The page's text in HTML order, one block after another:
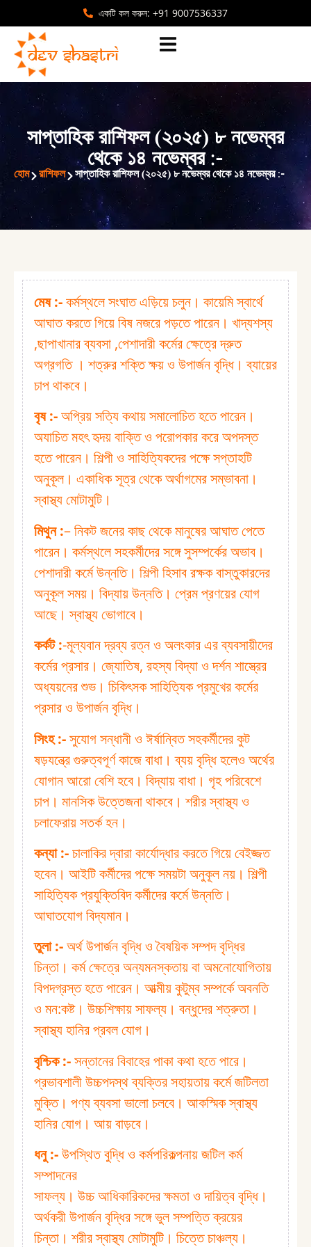
একটি কল করুন: +91 9007536337
সাপ্তাহিক রাশিফল (২০২৫) ৮ নভেম্বর
থেকে ১৪ নভেম্বর :⁠-
হোম রাশিফল সাপ্তাহিক রাশিফল (২০২৫) ৮ নভেম্বর থেকে ১৪ নভেম্বর :⁠-
মেষ :⁠-কর্মস্থলে সংঘাত এড়িয়ে চলুন। কায়েমি স্বার্থে
আঘাত করতে গিয়ে বিষ নজরে পড়তে পারেন। খাদ্যশস্য
,ছাপাখানার ব্যবসা ,পেশাদারী কর্মের ক্ষেত্রে দ্রুত
অগ্রগতি । শত্রুর শক্তি ক্ষয় ও উপার্জন বৃদ্ধি। ব্যায়ের
চাপ থাকবে।
বৃষ :⁠-অপ্রিয় সত্যি কথায় সমালোচিত হতে পারেন।
অযাচিত মহৎ হৃদয় বাক্তি ও পরোপকার করে অপদস্ত
হতে পারেন। শিল্পী ও সাহিত্যিকদের পক্ষে সপ্তাহটি
অনুকূল। একাধিক সূত্র থেকে অর্থাগমের সম্ভাবনা।
স্বাস্থ্য মোটামুটি।
মিথুন :⁠– নিকট জনের কাছ থেকে মানুষের আঘাত পেতে
পারেন। কর্মস্থলে সহকর্মীদের সঙ্গে সুসম্পর্কের অভাব।
পেশাদারী কর্মে উন্নতি। শিল্পী হিসাব রক্ষক বাস্তুকারদের
অনুকূল সময়। বিদ্যায় উন্নতি। প্রেম প্রণয়ের যোগ
আছে। স্বাস্থ্য ভোগাবে।
কর্কট :⁠-মূল্যবান দ্রব্য রত্ন ও অলংকার এর ব্যবসায়ীদের
কর্মের প্রসার। জ্যোতিষ, রহস্য বিদ্যা ও দর্শন শাস্ত্রের
অধ্যয়নের শুভ। চিকিৎসক সাহিত্যিক প্রমুখের কর্মের
প্রসার ও উপার্জন বৃদ্ধি।
সিংহ :⁠-সুযোগ সন্ধানী ও ঈর্ষান্বিত সহকর্মীদের কুট
ষড়যন্ত্রে গুরুত্বপূর্ণ কাজে বাধা। ব্যয় বৃদ্ধি হলেও অর্থের
যোগান আরো বেশি হবে। বিদ্যায় বাধা। গৃহ পরিবেশে
চাপ। মানসিক উত্তেজনা থাকবে। শরীর স্বাস্থ্য ও
চলাফেরায় সতর্ক হন।
কন্যা :⁠-চালাকির দ্বারা কার্যোদ্ধার করতে গিয়ে বেইজ্জত
হবেন। আইটি কর্মীদের পক্ষে সময়টা অনুকূল নয়। শিল্পী
সাহিত্যিক প্রযুক্তিবিদ কর্মীদের কর্মে উন্নতি।
আঘাতযোগ বিদ্যমান।
তুলা :⁠-অর্থ উপার্জন বৃদ্ধি ও বৈষয়িক সম্পদ বৃদ্ধির
চিন্তা। কর্ম ক্ষেত্রে অন্যমনস্কতায় বা অমনোযোগিতায়
বিপদগ্রস্ত হতে পারেন। আত্মীয় কুটুম্ব সম্পর্কে অবনতি
ও মন:কষ্ট। উচ্চশিক্ষায় সাফল্য। বন্ধুদের শত্রুতা।
স্বাস্থ্য হানির প্রবল যোগ।
বৃশ্চিক :⁠-সন্তানের বিবাহের পাকা কথা হতে পারে।
প্রভাবশালী উচ্চপদস্থ ব্যক্তির সহায়তায় কর্মে জটিলতা
মুক্তি। পণ্য ব্যবসা ভালো চলবে। আকস্মিক স্বাস্থ্য
হানির যোগ। আয় বাড়বে।
ধনু :⁠-উপস্থিত বুদ্ধি ও কর্মপরিকল্পনায় জটিল কর্ম
সম্পাদনের
সাফল্য। উচ্চ আধিকারিকদের ক্ষমতা ও দায়িত্ব বৃদ্ধি।
অর্থকরী উপার্জন বৃদ্ধির সঙ্গে ভুল সম্পত্তি ক্রয়ের
চিন্তা। শরীর স্বাস্থ্য মোটামুটি। চিত্তে চাঞ্চল্য।